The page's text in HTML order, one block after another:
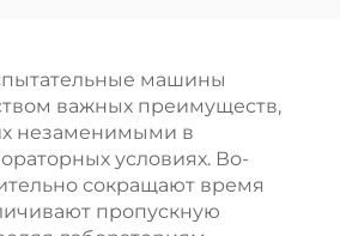
машины
важных преимуществ,
незаменимыми в
условиях. Во-
сокращают время
пропускную